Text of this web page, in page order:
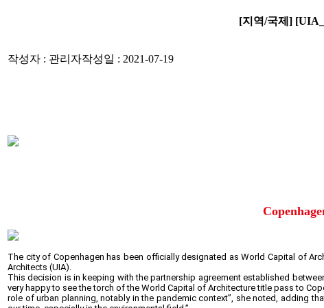
[지역/국제]
작성자 : 관리자작성일 : 2021-07-19
The city of Copenhagen has been officially designated as World Capital of
Architects (UIA).
This decision is in keeping with the partnership agreement established
very happy to see the torch of the World Capital of Architecture title pass to
role of urban planning, notably in the pandemic context”, she noted, adding